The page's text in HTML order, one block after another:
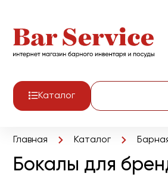
Каталог
Главная Каталог
Бокалы для